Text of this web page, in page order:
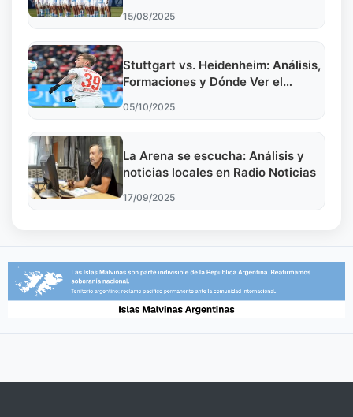
15/08/2025
Stuttgart vs. Heidenheim: Análisis,
Formaciones y Dónde Ver el
05/10/2025
La Arena se escucha: Análisis y
noticias locales en Radio Noticias
17/09/2025